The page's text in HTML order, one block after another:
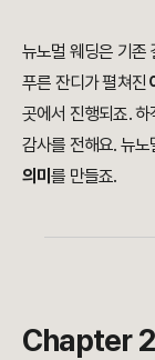
뉴노멀 웨딩은 기존
푸른 잔디가 펼쳐진
곳에서 진행되죠.
감사를 전해요. 뉴
의미를 만들죠.
Chapter 2